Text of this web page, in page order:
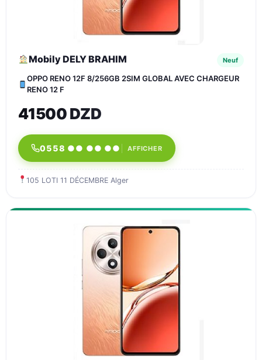
Mobily DELY BRAHIM Neuf
OPPO RENO 12F 8/256GB 2SIM GLOBAL AVEC CHARGEUR
RENO 12 F
41500 DZD
0558 ●● ●● ●● AFFICHER
105 LOTI 11 DÉCEMBRE Alger